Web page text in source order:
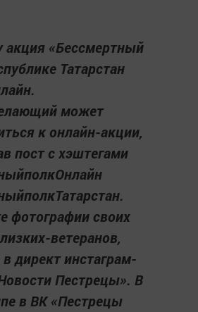
акция «Бессмертный
Татарстан
может
к онлайн-акции,
пост с хэштегами
фотографии своих
ветеранов,
директ инстаграм-
Пестрецы». В
в ВК «Пестрецы